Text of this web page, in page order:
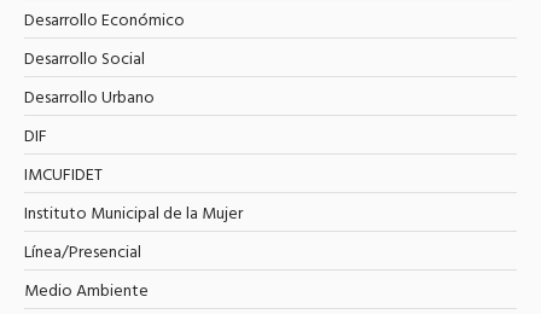
Desarrollo Económico
Desarrollo Social
Desarrollo Urbano
DIF
IMCUFIDET
Instituto Municipal de la Mujer
Línea/Presencial
Medio Ambiente